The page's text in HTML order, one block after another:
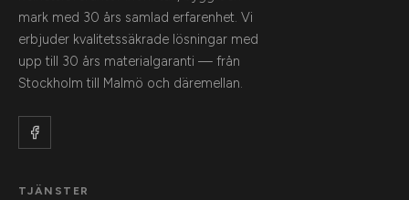
mark med 30 års samlad erfarenhet. Vi
erbjuder kvalitetssäkrade lösningar med
upp till 30 års materialgaranti — från
Stockholm till Malmö och däremellan.
TJÄNSTER